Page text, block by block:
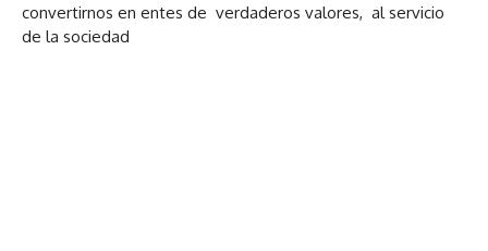
convertirnos en entes de verdaderos valores, al servicio
de la sociedad